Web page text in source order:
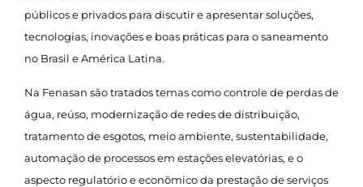
públicos e privados para discutir e apresentar soluções,
tecnologias, inovações e boas práticas para o saneamento
no Brasil e América Latina.
Na Fenasan são tratados temas como controle de perdas de
água, reúso, modernização de redes de distribuição,
tratamento de esgotos, meio ambiente, sustentabilidade,
automação de processos em estações elevatórias, e o
aspecto regulatório e econômico da prestação de serviços